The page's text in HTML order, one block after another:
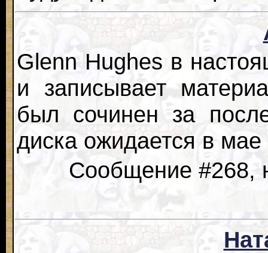
Glenn Hughes в
и записывает
был сочинен за
диска ожидается в мае
Сообщение #268,